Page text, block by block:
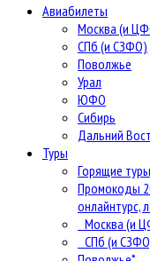
Авиабилеты
Москва (и
СПб (и СЗФО)
Поволжье
Урал
ЮФО
Сибирь
Дальний
Туры
Горящие
Промокоды
онлайнтурс,
Москва (и
СПб (и